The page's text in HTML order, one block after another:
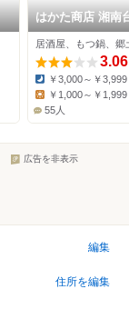
はかた商店 湘南
居酒屋、もつ鍋、郷
3.06
Dinner:
￥3,000～￥3,999
Lunch:
￥1,000～￥1,999
55人
広告を非表示
編集
住所を編集